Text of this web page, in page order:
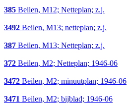
385 Beilen, M12; Netteplan; z.j.
3492 Beilen, M13; netteplan; z.j.
387 Beilen, M13; Netteplan; z.j.
372 Beilen, M2; Netteplan; 1946-06
3472 Beilen, M2; minuutplan; 1946-06
3471 Beilen, M2; bijblad; 1946-06